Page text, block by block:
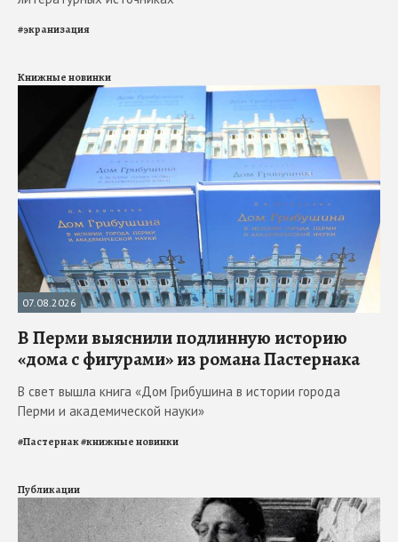
#экранизация
Книжные новинки
07.08.2026
В Перми выяснили подлинную историю
«дома с фигурами» из романа Пастернака
В свет вышла книга «Дом Грибушина в истории города
Перми и академической науки»
#Пастернак#книжные новинки
Публикации